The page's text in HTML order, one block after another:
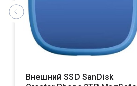
Внешний SSD SanDisk